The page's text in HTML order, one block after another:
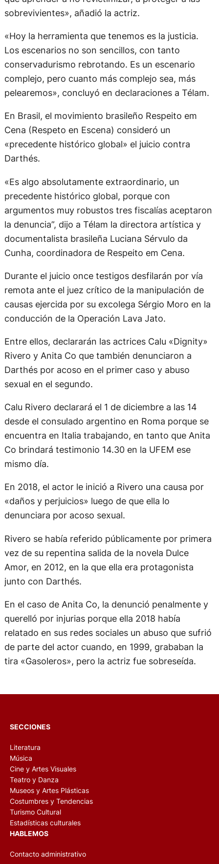
sobrevivientes», añadió la actriz.
«Hoy la herramienta que tenemos es la justicia.
Los escenarios no son sencillos, con tanto
conservadurismo rebrotando. Es un escenario
complejo, pero cuanto más complejo sea, más
pelearemos», concluyó en declaraciones a Télam.
En Brasil, el movimiento brasileño Respeito em
Cena (Respeto en Escena) consideró un
«precedente histórico global» el juicio contra
Darthés.
«Es algo absolutamente extraordinario, un
precedente histórico global, porque con
argumentos muy robustos tres fiscalías aceptaron
la denuncia”, dijo a Télam la directora artística y
documentalista brasileña Luciana Sérvulo da
Cunha, coordinadora de Respeito em Cena.
Durante el juicio once testigos desfilarán por vía
remota ante el juez crítico de la manipulación de
causas ejercida por su excolega Sérgio Moro en la
conducción de la Operación Lava Jato.
Entre ellos, declararán las actrices Calu «Dignity»
Rivero y Anita Co que también denunciaron a
Darthés por acoso en el primer caso y abuso
sexual en el segundo.
Calu Rivero declarará el 1 de diciembre a las 14
desde el consulado argentino en Roma porque se
encuentra en Italia trabajando, en tanto que Anita
Co brindará testimonio 14.30 en la UFEM ese
mismo día.
En 2018, el actor le inició a Rivero una causa por
«daños y perjuicios» luego de que ella lo
denunciara por acoso sexual.
Rivero se había referido públicamente por primera
vez de su repentina salida de la novela Dulce
Amor, en 2012, en la que ella era protagonista
junto con Darthés.
En el caso de Anita Co, la denunció penalmente y
querelló por injurias porque ella 2018 había
relatado en sus redes sociales un abuso que sufrió
de parte del actor cuando, en 1999, grababan la
tira «Gasoleros», pero la actriz fue sobreseída.
SECCIONES
Literatura
Música
Cine y Artes Visuales
Teatro y Danza
Museos y Artes Plásticas
Costumbres y Tendencias
Turismo Cultural
Estadísticas culturales
HABLEMOS
Contacto administrativo